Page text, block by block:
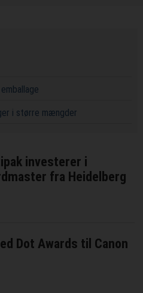
i større mængder
investerer i
fra Heidelberg
Dot Awards til Canon